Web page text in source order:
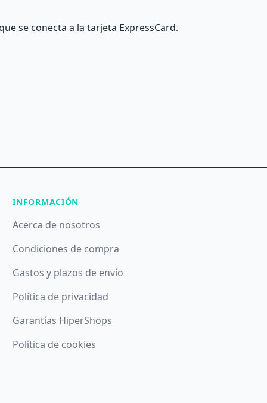
se conecta a la tarjeta ExpressCard.
INFORMACIÓN
Acerca de nosotros
Condiciones de compra
Gastos y plazos de envío
Política de privacidad
Garantías HiperShops
Política de cookies